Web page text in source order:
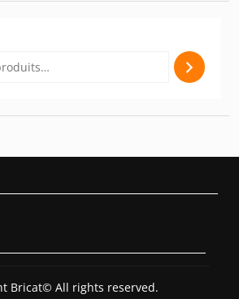
Bricat© All rights reserved.